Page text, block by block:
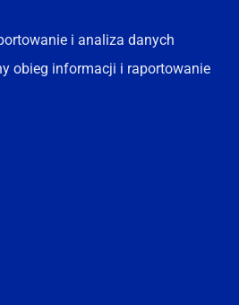
i analiza danych
obieg informacji i raportowanie